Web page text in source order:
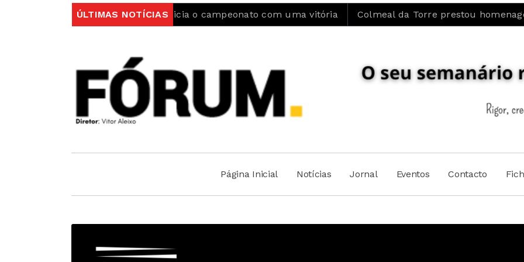
ÚLTIMAS NOTÍCIAS
Sporting da Covilhã inicia o campeonato com uma vitória Colmeal da Torre prestou homenagem ao
Página Inicial Notícias Jornal Eventos Contacto